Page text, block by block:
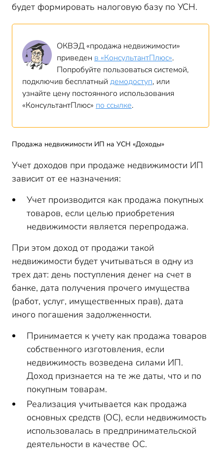
будет формировать налоговую базу по УСН.
ОКВЭД «продажа недвижимости»
приведен в «КонсультантПлюс».
Попробуйте пользоваться системой,
подключив бесплатный демодоступ, или
узнайте цену постоянного использования
«КонсультантПлюс» по ссылке.
Продажа недвижимости ИП на УСН «Доходы»
Учет доходов при продаже недвижимости ИП
зависит от ее назначения:
Учет производится как продажа покупных
товаров, если целью приобретения
недвижимости является перепродажа.
При этом доход от продажи такой
недвижимости будет учитываться в одну из
трех дат: день поступления денег на счет в
банке, дата получения прочего имущества
(работ, услуг, имущественных прав), дата
иного погашения задолженности.
Принимается к учету как продажа товаров
собственного изготовления, если
недвижимость возведена силами ИП.
Доход признается на те же даты, что и по
покупным товарам.
Реализация учитывается как продажа
основных средств (ОС), если недвижимость
использовалась в предпринимательской
деятельности в качестве ОС.